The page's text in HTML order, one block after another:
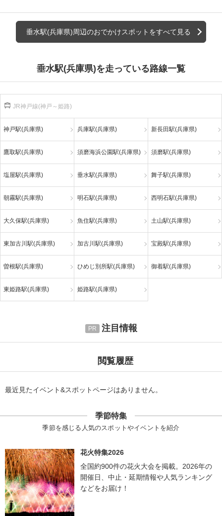
垂水駅(兵庫県)周辺のおでかけスポットをすべて見る
垂水駅(兵庫県)を走っている路線一覧
JR神戸線(神戸～姫路)
神戸駅(兵庫県) 兵庫駅(兵庫県) 新長田駅(兵庫県)
鷹取駅(兵庫県) 須磨海浜公園駅(兵庫県) 須磨駅(兵庫県)
塩屋駅(兵庫県) 垂水駅(兵庫県) 舞子駅(兵庫県)
朝霧駅(兵庫県) 明石駅(兵庫県) 西明石駅(兵庫県)
大久保駅(兵庫県) 魚住駅(兵庫県) 土山駅(兵庫県)
東加古川駅(兵庫県) 加古川駅(兵庫県) 宝殿駅(兵庫県)
曽根駅(兵庫県) ひめじ別所駅(兵庫県) 御着駅(兵庫県)
東姫路駅(兵庫県) 姫路駅(兵庫県)
注目情報
閲覧履歴
最近見たイベント&スポットページはありません。
季節特集
季節を感じる人気のスポットやイベントを紹介
花火特集2026
全国約900件の花火大会を掲載。2026年の
開催日、中止・延期情報や人気ランキング
などをお届け！